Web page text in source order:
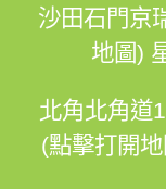
沙田石門京
地圖)
北角北角道
(點擊打開